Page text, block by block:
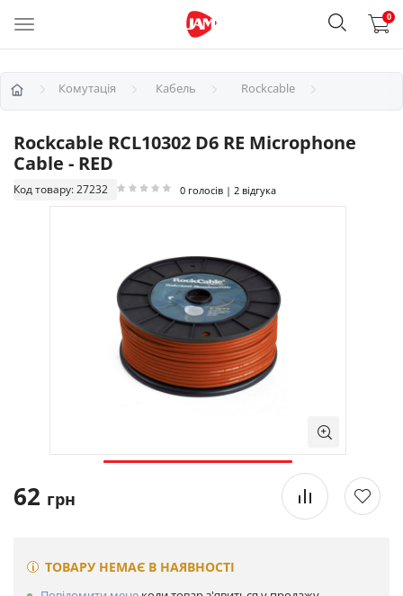
0
Комутація Кабель Rockcable
Rockcable RCL10302 D6 RE Microphone
Cable - RED
Код товару: 27232 0 голосів | 2 відгука
62 грн
ТОВАРУ НЕМАЄ В НАЯВНОСТІ